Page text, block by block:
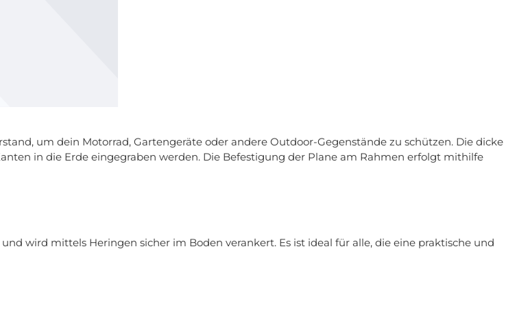
um dein Motorrad, Gartengeräte oder andere Outdoor-Gegenstände zu schützen. Die dicke
in die Erde eingegraben werden. Die Befestigung der Plane am Rahmen erfolgt mithilfe
wird mittels Heringen sicher im Boden verankert. Es ist ideal für alle, die eine praktische und